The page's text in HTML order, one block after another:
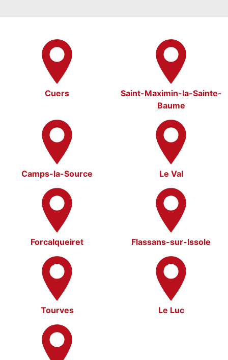
Cuers
Saint-Maximin-la-Sainte-
Baume
Camps-la-Source Le Val
Forcalqueiret Flassans-sur-Issole
Tourves Le Luc